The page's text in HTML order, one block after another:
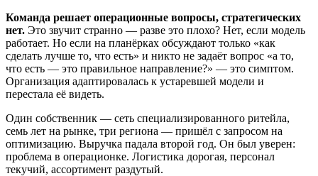
Команда решает операционные вопросы, стратегических
нет. Это звучит странно — разве это плохо? Нет, если модель
работает. Но если на планёрках обсуждают только «как
сделать лучше то, что есть» и никто не задаёт вопрос «а то,
что есть — это правильное направление?» — это симптом.
Организация адаптировалась к устаревшей модели и
перестала её видеть.
Один собственник — сеть специализированного ритейла,
семь лет на рынке, три региона — пришёл с запросом на
оптимизацию. Выручка падала второй год. Он был уверен:
проблема в операционке. Логистика дорогая, персонал
текучий, ассортимент раздутый.